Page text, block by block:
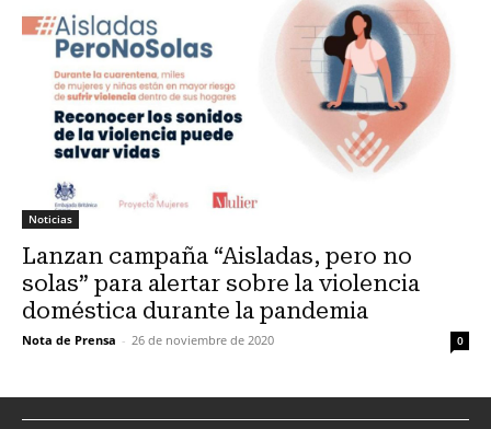
Noticias
Lanzan campaña “Aisladas, pero no
solas” para alertar sobre la violencia
doméstica durante la pandemia
Nota de Prensa - 26 de noviembre de 2020 0